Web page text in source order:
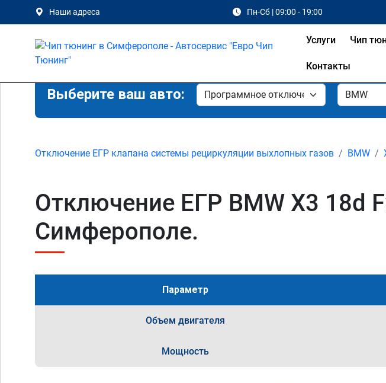
Наши адреса Пн-Сб | 09:00 - 19:00
Услуги Чип
Контакты
Выберите ваш авто:
Отключение ЕГР клапана системы рециркуляции выхлопных газов BMW
Отключение ЕГР BMW X3 18d
Симферополе.
Параметр
Объем двигателя
Мощность